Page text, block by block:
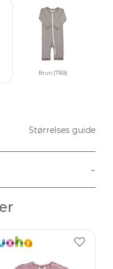
Brun (7169)
Størrelses guide
-